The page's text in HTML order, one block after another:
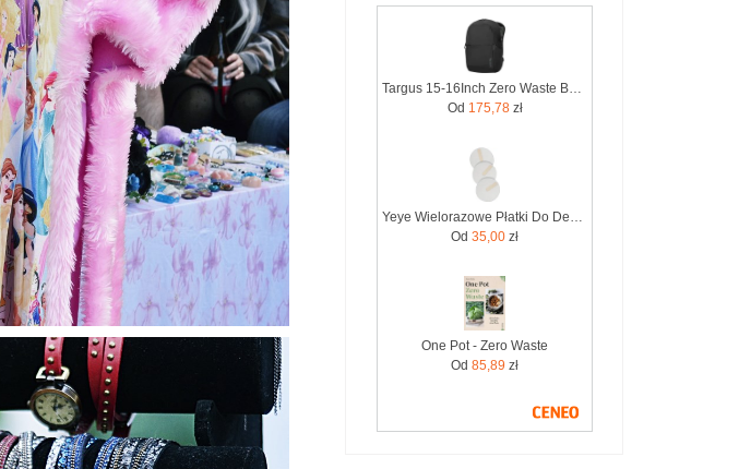
Targus 15-16Inch Zero Waste Backpack (TBB641GL)
Od 175,78zł
Yeye Wielorazowe Płatki Do Demakijażu 7 Szt. Zero Waste
Od 35,00 zł
One Pot - Zero Waste
Od 85,89 zł